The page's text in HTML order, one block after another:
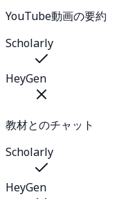
YouTube動画の要約
Scholarly
HeyGen
教材とのチャット
Scholarly
HeyGen